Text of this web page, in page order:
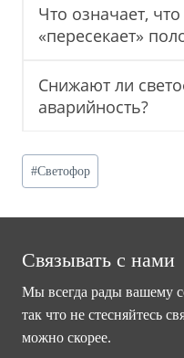
Что означает,
«пересекает»
Снижают ли
аварийность?
Post
Tags:
#Светофор
Связывать с нами
Мы всегда рады вашему
так что не стесняйтесь
можно скорее.